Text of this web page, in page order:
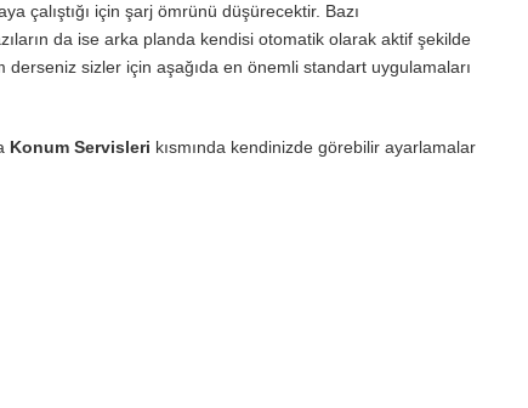
çalıştığı için şarj ömrünü düşürecektir. Bazı
da ise arka planda kendisi otomatik olarak aktif şekilde
derseniz sizler için aşağıda en önemli standart uygulamaları
Konum Servisleri kısmında kendinizde görebilir ayarlamalar